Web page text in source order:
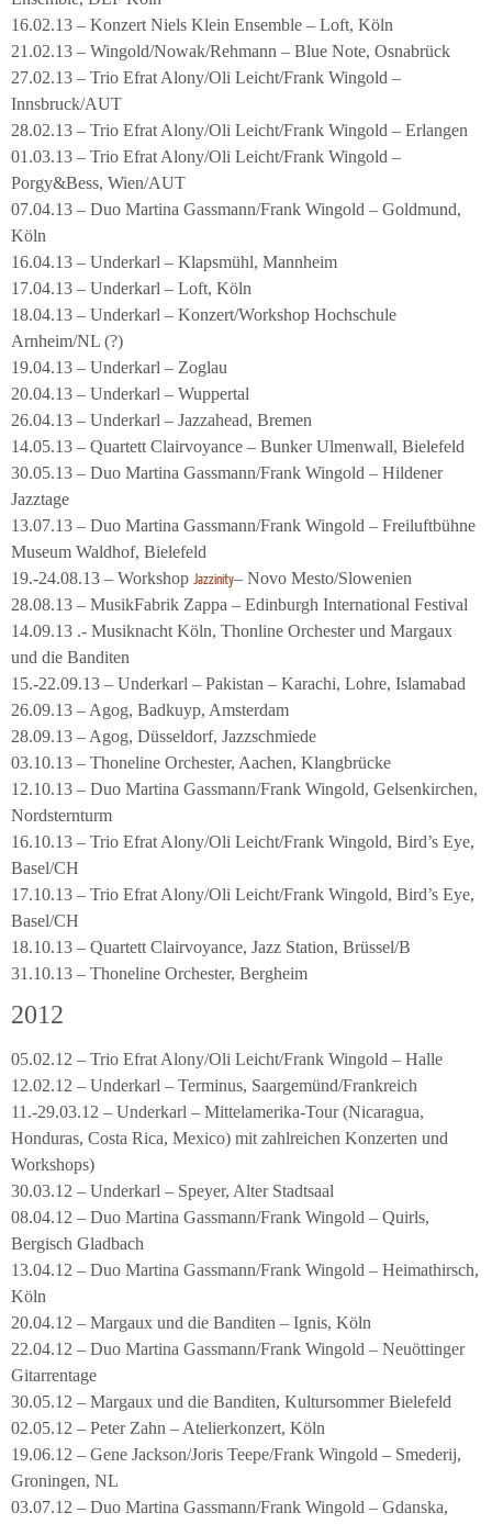
16.02.13 – Konzert Niels Klein Ensemble – Loft, Köln
21.02.13 – Wingold/Nowak/Rehmann – Blue Note, Osnabrück
27.02.13 – Trio Efrat Alony/Oli Leicht/Frank Wingold –
Innsbruck/AUT
28.02.13 – Trio Efrat Alony/Oli Leicht/Frank Wingold – Erlangen
01.03.13 – Trio Efrat Alony/Oli Leicht/Frank Wingold –
Porgy&Bess, Wien/AUT
07.04.13 – Duo Martina Gassmann/Frank Wingold – Goldmund,
Köln
16.04.13 – Underkarl – Klapsmühl, Mannheim
17.04.13 – Underkarl – Loft, Köln
18.04.13 – Underkarl – Konzert/Workshop Hochschule
Arnheim/NL (?)
19.04.13 – Underkarl – Zoglau
20.04.13 – Underkarl – Wuppertal
26.04.13 – Underkarl – Jazzahead, Bremen
14.05.13 – Quartett Clairvoyance – Bunker Ulmenwall, Bielefeld
30.05.13 – Duo Martina Gassmann/Frank Wingold – Hildener
Jazztage
13.07.13 – Duo Martina Gassmann/Frank Wingold – Freiluftbühne
Museum Waldhof, Bielefeld
19.-24.08.13 – Workshop Jazzinity– Novo Mesto/Slowenien
28.08.13 – MusikFabrik Zappa – Edinburgh International Festival
14.09.13 .- Musiknacht Köln, Thonline Orchester und Margaux
und die Banditen
15.-22.09.13 – Underkarl – Pakistan – Karachi, Lohre, Islamabad
26.09.13 – Agog, Badkuyp, Amsterdam
28.09.13 – Agog, Düsseldorf, Jazzschmiede
03.10.13 – Thoneline Orchester, Aachen, Klangbrücke
12.10.13 – Duo Martina Gassmann/Frank Wingold, Gelsenkirchen,
Nordsternturm
16.10.13 – Trio Efrat Alony/Oli Leicht/Frank Wingold, Bird’s Eye,
Basel/CH
17.10.13 – Trio Efrat Alony/Oli Leicht/Frank Wingold, Bird’s Eye,
Basel/CH
18.10.13 – Quartett Clairvoyance, Jazz Station, Brüssel/B
31.10.13 – Thoneline Orchester, Bergheim
2012
05.02.12 – Trio Efrat Alony/Oli Leicht/Frank Wingold – Halle
12.02.12 – Underkarl – Terminus, Saargemünd/Frankreich
11.-29.03.12 – Underkarl – Mittelamerika-Tour (Nicaragua,
Honduras, Costa Rica, Mexico) mit zahlreichen Konzerten und
Workshops)
30.03.12 – Underkarl – Speyer, Alter Stadtsaal
08.04.12 – Duo Martina Gassmann/Frank Wingold – Quirls,
Bergisch Gladbach
13.04.12 – Duo Martina Gassmann/Frank Wingold – Heimathirsch,
Köln
20.04.12 – Margaux und die Banditen – Ignis, Köln
22.04.12 – Duo Martina Gassmann/Frank Wingold – Neuöttinger
Gitarrentage
30.05.12 – Margaux und die Banditen, Kultursommer Bielefeld
02.05.12 – Peter Zahn – Atelierkonzert, Köln
19.06.12 – Gene Jackson/Joris Teepe/Frank Wingold – Smederij,
Groningen, NL
03.07.12 – Duo Martina Gassmann/Frank Wingold – Gdanska,